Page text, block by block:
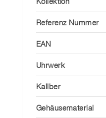
Referenz Nummer
EAN
Uhrwerk
Kaliber
Gehäusematerial